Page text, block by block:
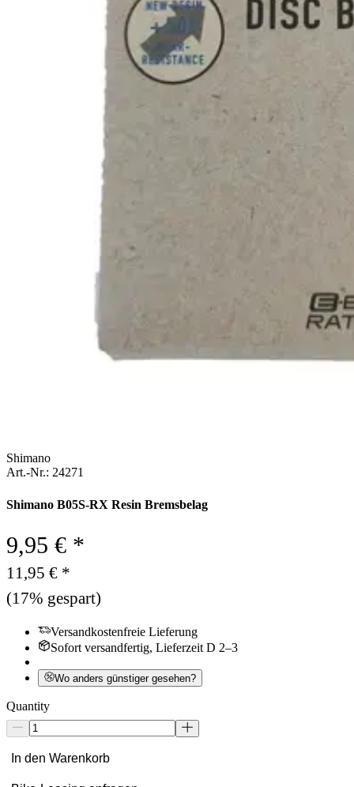
Shimano
Art.-Nr.: 24271
Shimano B05S-RX Resin Bremsbelag
9,95 € *
11,95 € *
(17% gespart)
Versandkostenfreie Lieferung
Sofort versandfertig, Lieferzeit D 2–3
Wo anders günstiger gesehen?
Quantity
In den Warenkorb